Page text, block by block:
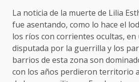
La noticia de la muerte de Lilia
fue asentando, como lo hace el
los ríos con corrientes ocultas, en
disputada por la guerrilla y los
barrios de esta zona son
con los años perdieron territorio